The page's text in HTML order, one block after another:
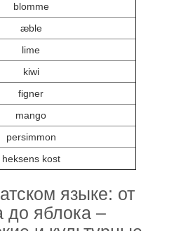
blomme
æble
lime
kiwi
figner
mango
persimmon
heksens kost
языке: от
до яблока –